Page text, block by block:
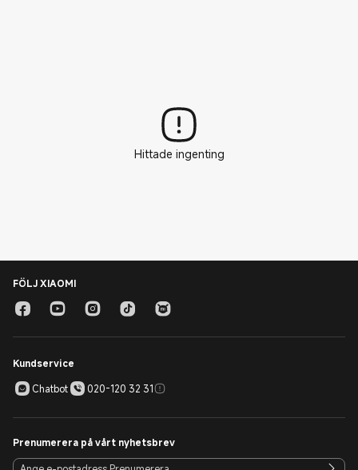
Hittade ingenting
FÖLJ XIAOMI
Kundservice
Chatbot
020-120 32 31
Prenumerera på vårt nyhetsbrev